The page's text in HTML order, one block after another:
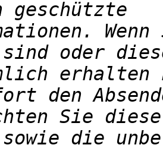
erhalten
Sie